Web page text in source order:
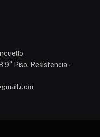
9° Piso. Resistencia-